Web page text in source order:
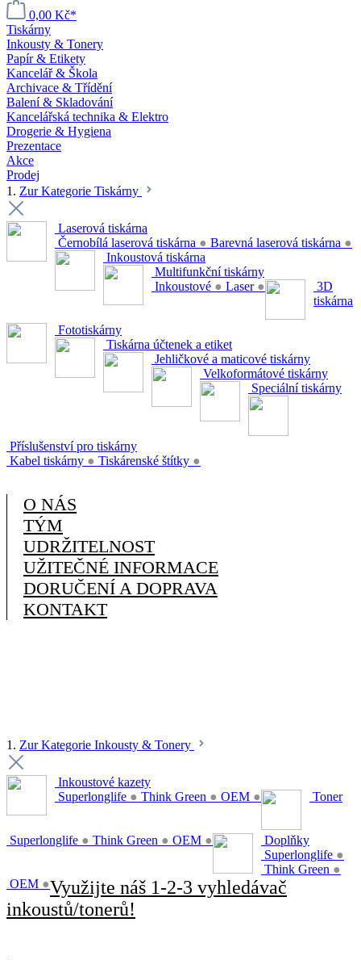
0,00 Kč*
Tiskárny
Inkousty & Tonery
Papír & Etikety
Kancelář & Škola
Archivace & Třídění
Balení & Skladování
Kancelářská technika & Elektro
Drogerie & Hygiena
Prezentace
Akce
Prodej
1. Zur Kategorie Tiskárny
Laserová tiskárna
Černobílá laserová tiskárna ● Barevná laserová tiskárna ●
Inkoustová tiskárna
Multifunkční tiskárny
Inkoustové ● Laser ●
3D
tiskárna
Fototiskárny
Tiskárna účtenek a etiket
Jehličkové a maticové tiskárny
Velkoformátové tiskárny
Speciální tiskárny
Příslušenství pro tiskárny
Kabel tiskárny ● Tiskárenské štítky ●
O NÁS
TÝM
UDRŽITELNOST
UŽITEČNÉ INFORMACE
DORUČENÍ A DOPRAVA
KONTAKT
1. Zur Kategorie Inkousty & Tonery
Inkoustové kazety
Superlonglife ● Think Green ● OEM ● Toner
Superlonglife ● Think Green ● OEM ●
Doplňky
Superlonglife ●
Think Green ●
OEM ●Využijte náš 1-2-3 vyhledávač
inkoustů/tonerů!